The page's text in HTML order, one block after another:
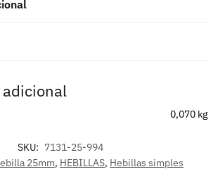
0,070 kg
SKU: 7131-25-994
25mm, HEBILLAS, Hebillas simples